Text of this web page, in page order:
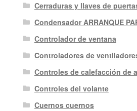
Cerraduras y llaves de
Condensador ARRANQUE
Controlador de ventana
Controladores de
Controles de calefacción de
Controles del volante
Cuernos cuernos